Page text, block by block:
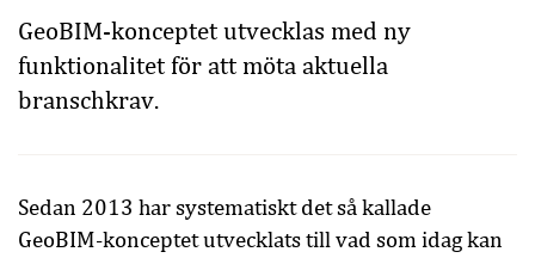
GeoBIM-konceptet utvecklas med ny
funktionalitet för att möta aktuella
branschkrav.
Sedan 2013 har systematiskt det så kallade
GeoBIM-konceptet utvecklats till vad som idag kan